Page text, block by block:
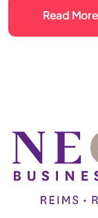
Read More